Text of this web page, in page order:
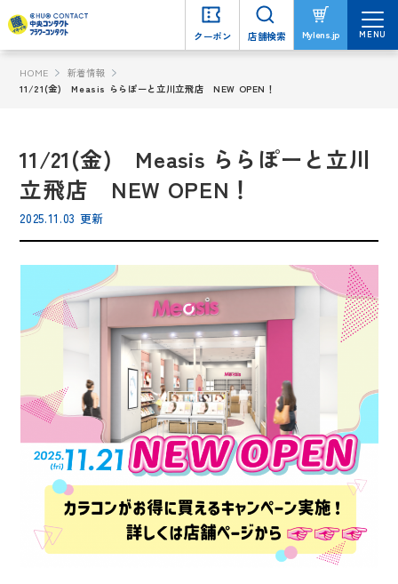
クーポン 店舗検索 Mylens.jp MENU
HOME
新着情報
11/21(金) Measis ららぽーと立川立飛店 NEW OPEN！
11/21(金) Measis ららぽーと立川
立飛店 NEW OPEN！
2025.11.03 更新
クーポン 店舗検索 Mylens.jp MENU